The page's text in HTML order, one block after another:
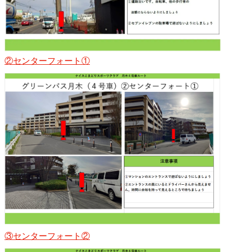
②センターフォート①
③センターフォート②